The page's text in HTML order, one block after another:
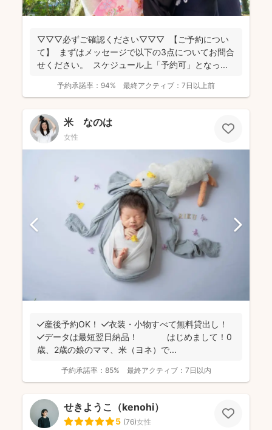
▽▽▽必ずご確認ください▽▽▽ 【ご予約につい
て】 まずはメッセージで以下の3点についてお問合
せください。 スケジュール上「予約可」となっ...
予約承諾率： 94% 最終アクティブ： 7日以上前
米 なのは
女性
✔️産後予約OK！ ✔️衣装・小物すべて無料貸出し！
✔️データは最短翌日納品！ はじめまして！0
歳、2歳の娘のママ、米（ヨネ）で...
予約承諾率： 85% 最終アクティブ： 7日以内
せきようこ（kenohi）
5 (76)女性